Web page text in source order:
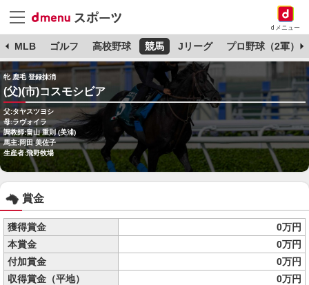
dメニュー
MLB ゴルフ 高校野球 競馬 Jリーグ プロ野球（2軍）
牝 鹿毛 登録抹消
(父)(市)コスモシビア
父:タヤスツヨシ
母:ラヴォイラ
調教師:畠山 重則 (美浦)
馬主:岡田 美佐子
生産者:飛野牧場
賞金
獲得賞金
0万円
本賞金
0万円
付加賞金
0万円
収得賞金（平地）
0万円